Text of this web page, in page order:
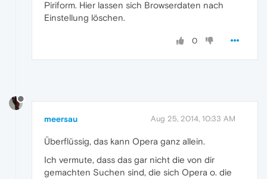
Piriform. Hier lassen sich Browserdaten nach
Einstellung löschen.
0
meersau Aug 25, 2014, 10:33 AM
Überflüssig, das kann Opera ganz allein.
Ich vermute, dass das gar nicht die von dir
gemachten Suchen sind, die sich Opera o. die